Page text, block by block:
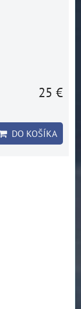
25 €
DO KOŠÍKA